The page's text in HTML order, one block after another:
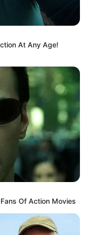
At Any Age!
Of Action Movies